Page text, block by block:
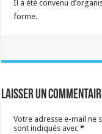
Il a été convenu
forme.
Laisser un
Votre adresse e-mail ne
sont indiqués avec*